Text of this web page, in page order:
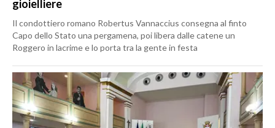
gioielliere
Il condottiero romano Robertus Vannaccius consegna al finto
Capo dello Stato una pergamena, poi libera dalle catene un
Roggero in lacrime e lo porta tra la gente in festa